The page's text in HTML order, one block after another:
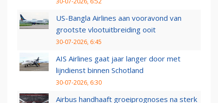
US-Bangla Airlines aan vooravond van
grootste vlootuitbreiding ooit
30-07-2026, 6:45
AIS Airlines gaat jaar langer door met
lijndienst binnen Schotland
30-07-2026, 6:30
Airbus handhaaft groeiprognoses na sterk